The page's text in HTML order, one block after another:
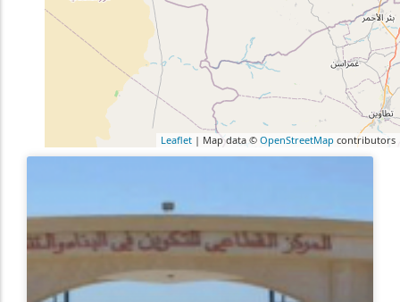
Leaflet | Map data © OpenStreetMap contributors